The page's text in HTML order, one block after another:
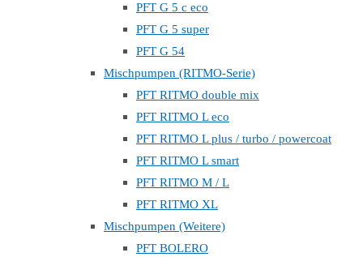
PFT G 5 c eco
PFT G 5 super
PFT G 54
Mischpumpen (RITMO-Serie)
PFT RITMO double mix
PFT RITMO L eco
PFT RITMO L plus / turbo / powercoat
PFT RITMO L smart
PFT RITMO M / L
PFT RITMO XL
Mischpumpen (Weitere)
PFT BOLERO